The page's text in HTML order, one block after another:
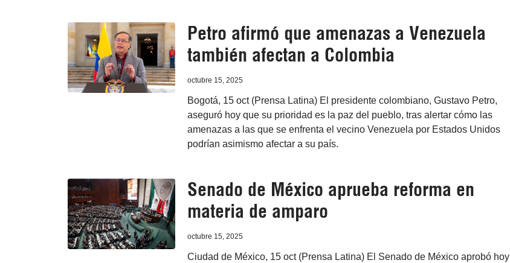
Petro afirmó que amenazas a Venezuela
también afectan a Colombia
octubre 15, 2025
Bogotá, 15 oct (Prensa Latina) El presidente colombiano, Gustavo Petro,
aseguró hoy que su prioridad es la paz del pueblo, tras alertar cómo las
amenazas a las que se enfrenta el vecino Venezuela por Estados Unidos
podrían asimismo afectar a su país.
Senado de México aprueba reforma en
materia de amparo
octubre 15, 2025
Ciudad de México, 15 oct (Prensa Latina) El Senado de México aprobó hoy